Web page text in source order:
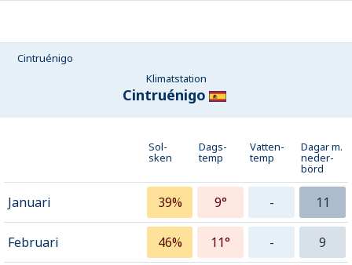
Cintruénigo
Klimatstation
Cintruénigo
Sol-
sken
Dags-
temp
Vatten-
temp
Dagar m.
neder­
börd
Januari 39% 9° - 11
Februari 46% 11° - 9